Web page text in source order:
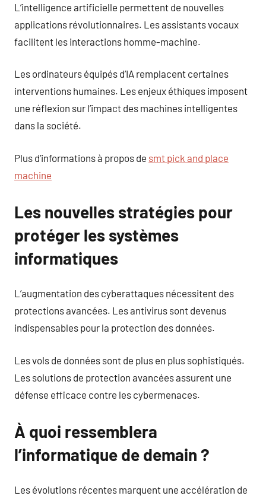
L’intelligence artificielle permettent de nouvelles
applications révolutionnaires. Les assistants vocaux
facilitent les interactions homme-machine.
Les ordinateurs équipés d’IA remplacent certaines
interventions humaines. Les enjeux éthiques imposent
une réflexion sur l’impact des machines intelligentes
dans la société.
Plus d’informations à propos de smt pick and place
machine
Les nouvelles stratégies pour
protéger les systèmes
informatiques
L’augmentation des cyberattaques nécessitent des
protections avancées. Les antivirus sont devenus
indispensables pour la protection des données.
Les vols de données sont de plus en plus sophistiqués.
Les solutions de protection avancées assurent une
défense efficace contre les cybermenaces.
À quoi ressemblera
l’informatique de demain ?
Les évolutions récentes marquent une accélération de